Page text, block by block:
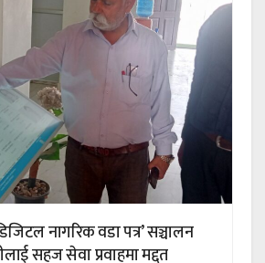
नागरिक वडा पत्र’ सञ्चालन
सहज सेवा प्रवाहमा मद्दत